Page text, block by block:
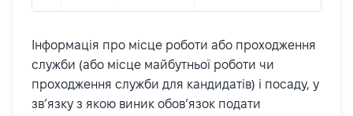
Інформація про місце роботи або проходження
служби (або місце майбутньої роботи чи
проходження служби для кандидатів) і посаду, у
зв’язку з якою виник обов’язок подати